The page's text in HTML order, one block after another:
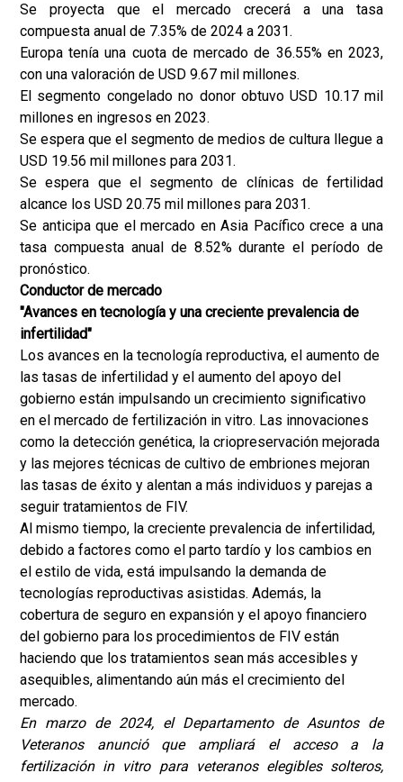
Se proyecta que el mercado crecerá a una tasa
compuesta anual de 7.35% de 2024 a 2031.
Europa tenía una cuota de mercado de 36.55% en 2023,
con una valoración de USD 9.67 mil millones.
El segmento congelado no donor obtuvo USD 10.17 mil
millones en ingresos en 2023.
Se espera que el segmento de medios de cultura llegue a
USD 19.56 mil millones para 2031.
Se espera que el segmento de clínicas de fertilidad
alcance los USD 20.75 mil millones para 2031.
Se anticipa que el mercado en Asia Pacífico crece a una
tasa compuesta anual de 8.52% durante el período de
pronóstico.
Conductor de mercado
"Avances en tecnología y una creciente prevalencia de
infertilidad"
Los avances en la tecnología reproductiva, el aumento de
las tasas de infertilidad y el aumento del apoyo del
gobierno están impulsando un crecimiento significativo
en el mercado de fertilización in vitro. Las innovaciones
como la detección genética, la criopreservación mejorada
y las mejores técnicas de cultivo de embriones mejoran
las tasas de éxito y alentan a más individuos y parejas a
seguir tratamientos de FIV.
Al mismo tiempo, la creciente prevalencia de infertilidad,
debido a factores como el parto tardío y los cambios en
el estilo de vida, está impulsando la demanda de
tecnologías reproductivas asistidas. Además, la
cobertura de seguro en expansión y el apoyo financiero
del gobierno para los procedimientos de FIV están
haciendo que los tratamientos sean más accesibles y
asequibles, alimentando aún más el crecimiento del
mercado.
En marzo de 2024, el Departamento de Asuntos de
Veteranos anunció que ampliará el acceso a la
fertilización in vitro para veteranos elegibles solteros,